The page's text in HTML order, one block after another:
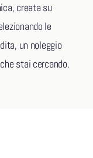
creata su
le
un noleggio
stai cercando.